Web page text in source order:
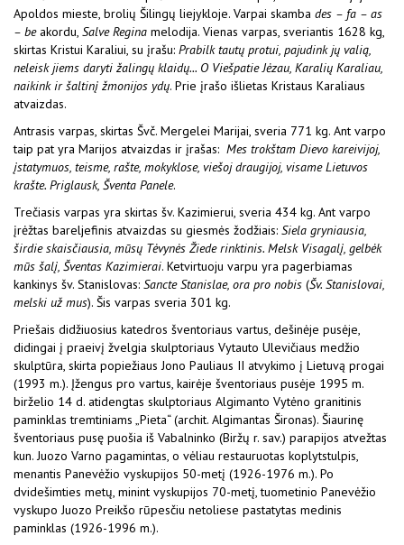
Apoldos mieste, brolių Šilingų liejykloje. Varpai skamba des – fa – as
– beakordu, Salve Regina melodija. Vienas varpas, sveriantis 1628 kg,
skirtas Kristui Karaliui, su įrašu: Prabilk tautų protui, pajudink jų valią,
neleisk jiems daryti žalingų klaidų... O Viešpatie Jėzau, Karalių Karaliau,
naikink ir šaltinį žmonijos ydų. Prie įrašo išlietas Kristaus Karaliaus
atvaizdas.
Antrasis varpas, skirtas Švč. Mergelei Marijai, sveria 771 kg. Ant varpo
taip pat yra Marijos atvaizdas ir įrašas: Mes trokštam Dievo kareivijoj,
įstatymuos, teisme, rašte, mokyklose, viešoj draugijoj, visame Lietuvos
krašte. Priglausk, Šventa Panele.
Trečiasis varpas yra skirtas šv. Kazimierui, sveria 434 kg. Ant varpo
įrėžtas bareljefinis atvaizdas su giesmės žodžiais: Siela gryniausia,
širdie skaisčiausia, mūsų Tėvynės Žiede rinktinis. Melsk Visagalį, gelbėk
mūs šalį, Šventas Kazimierai. Ketvirtuoju varpu yra pagerbiamas
kankinys šv. Stanislovas: Sancte Stanislae, ora pro nobis (Šv. Stanislovai,
melski už mus). Šis varpas sveria 301 kg.
Priešais didžiuosius katedros šventoriaus vartus, dešinėje pusėje,
didingai į praeivį žvelgia skulptoriaus Vytauto Ulevičiaus medžio
skulptūra, skirta popiežiaus Jono Pauliaus II atvykimo į Lietuvą progai
(1993 m.). Įžengus pro vartus, kairėje šventoriaus pusėje 1995 m.
birželio 14 d. atidengtas skulptoriaus Algimanto Vytėno granitinis
paminklas tremtiniams „Pieta“ (archit. Algimantas Šironas). Šiaurinę
šventoriaus pusę puošia iš Vabalninko (Biržų r. sav.) parapijos atvežtas
kun. Juozo Varno pagamintas, o vėliau restauruotas koplytstulpis,
menantis Panevėžio vyskupijos 50-metį (1926-1976 m.). Po
dvidešimties metų, minint vyskupijos 70-metį, tuometinio Panevėžio
vyskupo Juozo Preikšo rūpesčiu netoliese pastatytas medinis
paminklas (1926-1996 m.).